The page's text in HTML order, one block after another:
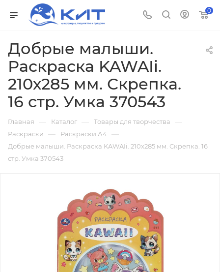
0
Добрые малыши.
Раскраска KAWAIi.
210х285 мм. Скрепка.
16 стр. Умка 370543
Главная — Каталог — Товары для творчества —
Раскраски — Раскраски А4 —
Добрые малыши. Раскраска KAWAIi. 210х285 мм. Скрепка. 16
стр. Умка 370543